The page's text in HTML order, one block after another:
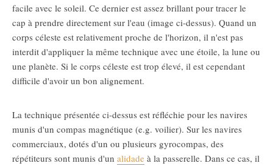
facile avec le soleil. Ce dernier est assez brillant pour tracer le
cap à prendre directement sur l'eau (image ci-dessus). Quand un
corps céleste est relativement proche de l'horizon, il n'est pas
interdit d'appliquer la même technique avec une étoile, la lune ou
une planète. Si le corps céleste est trop élevé, il est cependant
difficile d'avoir un bon alignement.
La technique présentée ci-dessus est réfléchie pour les navires
munis d'un compas magnétique (e.g. voilier). Sur les navires
commerciaux, dotés d'un ou plusieurs gyrocompas, des
répétiteurs sont munis d'un alidade à la passerelle. Dans ce cas, il